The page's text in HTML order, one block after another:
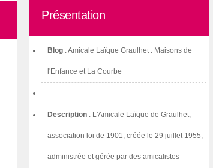
Présentation
Blog : Amicale Laïque Graulhet : Maisons de
l'Enfance et La Courbe
Description : L'Amicale Laïque de Graulhet,
association loi de 1901, créée le 29 juillet 1955,
administrée et gérée par des amicalistes